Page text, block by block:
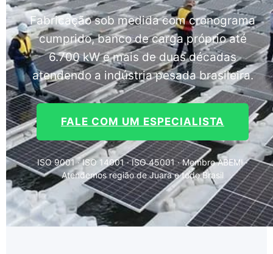
Fabricação sob medida com cronograma
cumprido, banco de carga próprio até
6.700 kW e mais de duas décadas
atendendo a indústria pesada brasileira.
FALE COM UM ESPECIALISTA
ISO 9001 · ISO 14001 · ISO 45001 · Membro ABEMI ·
Atendemos região de Juara e todo Brasil